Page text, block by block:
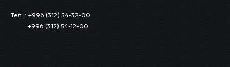
Тел..: +996 (312) 54-32-00
+996 (312) 54-12-00